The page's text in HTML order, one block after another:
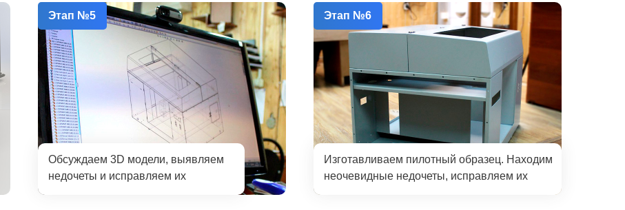
Этап №5 Этап №6
Изготавливаем пилотный образец. Находим
неочевидные недочеты, исправляем их
Обсуждаем 3D модели, выявляем
недочеты и исправляем их